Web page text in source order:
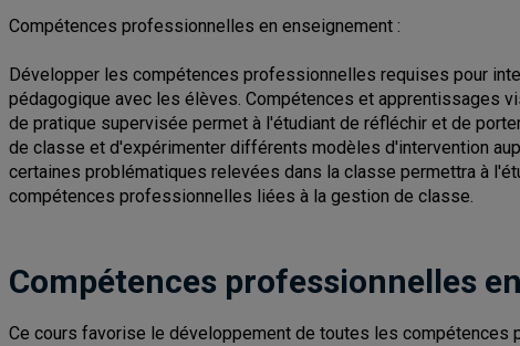
Compétences professionnelles en enseignement :
Développer les compétences professionnelles requises pour
pédagogique avec les élèves. Compétences et apprentissages
de pratique supervisée permet à l'étudiant de réfléchir et de
de classe et d'expérimenter différents modèles d'intervention
certaines problématiques relevées dans la classe permettra à
compétences professionnelles liées à la gestion de classe.
Compétences professionnelles
Ce cours favorise le développement de toutes les